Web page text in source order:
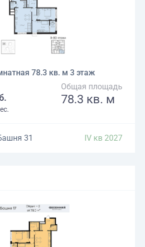
78.3 кв. м 3 этаж
Общая площадь
78.3 кв. м
31 IV кв 2027